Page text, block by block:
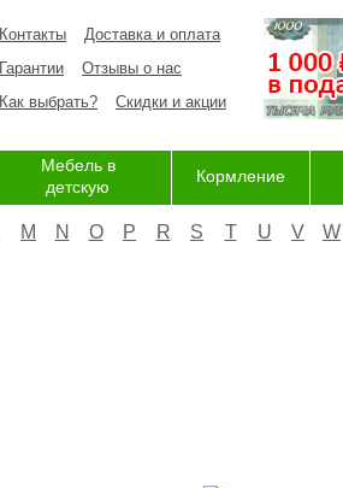
Контакты
Доставка и оплата
Гарантии
Отзывы о нас
Как выбрать?
Скидки и акции
Мебель в
детскую
Кормление
M N O P R S T U V W